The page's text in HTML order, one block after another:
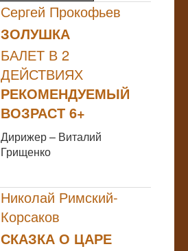
Сергей Прокофьев
ЗОЛУШКА
БАЛЕТ В 2
ДЕЙСТВИЯХ
РЕКОМЕНДУЕМЫЙ
ВОЗРАСТ 6+
Дирижер – Виталий
Грищенко
Николай Римский-
Корсаков
СКАЗКА О ЦАРЕ